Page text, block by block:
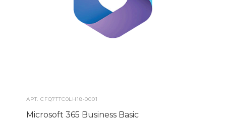
АРТ.CFQ7TTC0LH18-0001
Microsoft 365 Business Basic